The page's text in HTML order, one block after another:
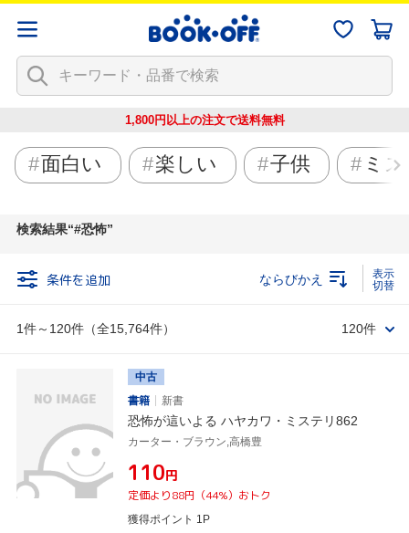
1,800円以上の注文で送料無料
面白い 楽しい 子供 ミ
検索結果 #恐怖
条件を追加
1件～120件（全15,764件）
ならびかえ
120件
中古
書籍
新書
恐怖が這いよる ハヤカワ・ミステリ862
カーター・ブラウン,高橋豊
¥110円
定価より88円（44%）おトク
獲得ポイント 1P